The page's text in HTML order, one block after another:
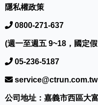
隱私權政策
0800-271-637
(週一至週五 9~18，國定
05-236-5187
service@ctrun.com.tw
公司地址：嘉義市西區大